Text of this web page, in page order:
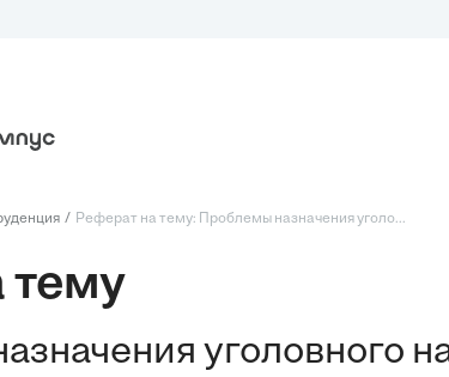
Реферат на тему: Проблемы назначения уголо...
тему
уголовного